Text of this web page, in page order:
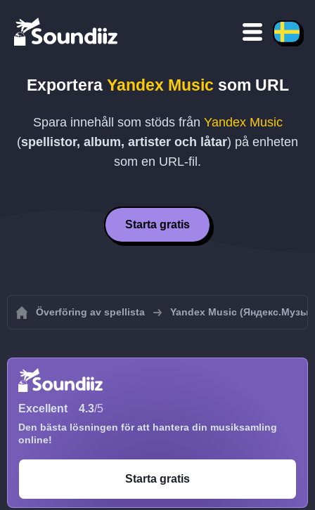
Exportera Yandex Music som URL
Spara innehåll som stöds från Yandex Music
(spellistor, album, artister och låtar) på enheten
som en URL-fil.
Starta gratis
Överföring av spellista Yandex Music
Excellent 4.3/5
Den bästa lösningen för att hantera din musiksamling
online!
Starta gratis